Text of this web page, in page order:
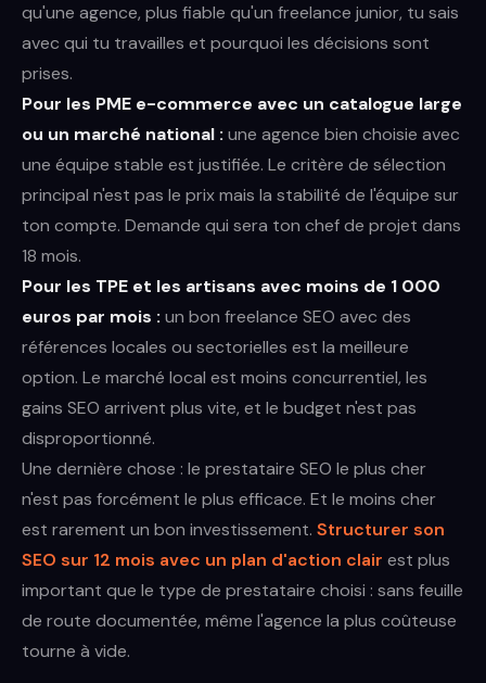
qu'une agence, plus fiable qu'un freelance junior, tu sais
avec qui tu travailles et pourquoi les décisions sont
prises.
Pour les PME e-commerce avec un catalogue large
ou un marché national : une agence bien choisie avec
une équipe stable est justifiée. Le critère de sélection
principal n'est pas le prix mais la stabilité de l'équipe sur
ton compte. Demande qui sera ton chef de projet dans
18 mois.
Pour les TPE et les artisans avec moins de 1 000
euros par mois : un bon freelance SEO avec des
références locales ou sectorielles est la meilleure
option. Le marché local est moins concurrentiel, les
gains SEO arrivent plus vite, et le budget n'est pas
disproportionné.
Une dernière chose : le prestataire SEO le plus cher
n'est pas forcément le plus efficace. Et le moins cher
est rarement un bon investissement. Structurer son
SEO sur 12 mois avec un plan d'action clair est plus
important que le type de prestataire choisi : sans feuille
de route documentée, même l'agence la plus coûteuse
tourne à vide.